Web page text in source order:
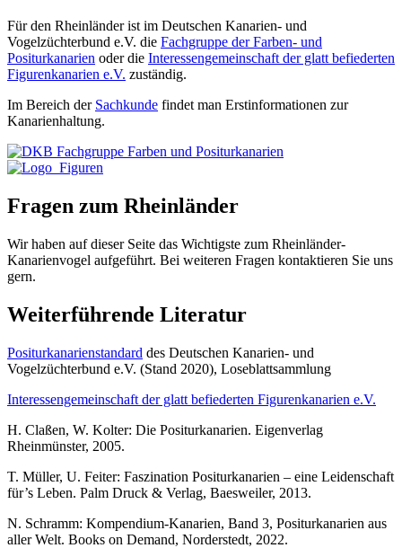
Für den Rheinländer ist im Deutschen Kanarien- und
Vogelzüchterbund e.V. die Fachgruppe der Farben- und
Positurkanarien oder die Interessengemeinschaft der glatt befiederten
Figurenkanarien e.V. zuständig.
Im Bereich der Sachkunde findet man Erstinformationen zur
Kanarienhaltung.
Fragen zum Rheinländer
Wir haben auf dieser Seite das Wichtigste zum Rheinländer-
Kanarienvogel aufgeführt. Bei weiteren Fragen kontaktieren Sie uns
gern.
Weiterführende Literatur
Positurkanarienstandard des Deutschen Kanarien- und
Vogelzüchterbund e.V. (Stand 2020), Loseblattsammlung
Interessengemeinschaft der glatt befiederten Figurenkanarien e.V.
H. Claßen, W. Kolter: Die Positurkanarien. Eigenverlag
Rheinmünster, 2005.
T. Müller, U. Feiter: Faszination Positurkanarien – eine Leidenschaft
für’s Leben. Palm Druck & Verlag, Baesweiler, 2013.
N. Schramm: Kompendium-Kanarien, Band 3, Positurkanarien aus
aller Welt. Books on Demand, Norderstedt, 2022.